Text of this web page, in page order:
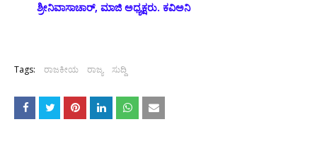
ಶ್ರೀನಿವಾಸಾಚಾರ್, ಮಾಜಿ ಅಧ್ಯಕ್ಷರು. ಕವಿಅನಿ
Tags: ರಾಜಕೀಯ ರಾಜ್ಯ ಸುದ್ದಿ